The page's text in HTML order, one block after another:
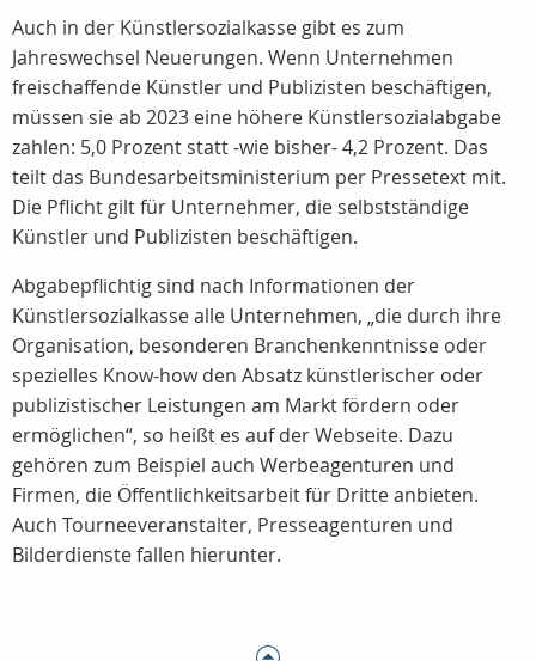
Auch in der Künstlersozialkasse gibt es zum
Jahreswechsel Neuerungen. Wenn Unternehmen
freischaffende Künstler und Publizisten beschäftigen,
müssen sie ab 2023 eine höhere Künstlersozialabgabe
zahlen: 5,0 Prozent statt -wie bisher- 4,2 Prozent. Das
teilt das Bundesarbeitsministerium per Pressetext mit.
Die Pflicht gilt für Unternehmer, die selbstständige
Künstler und Publizisten beschäftigen.
Abgabepflichtig sind nach Informationen der
Künstlersozialkasse alle Unternehmen, „die durch ihre
Organisation, besonderen Branchenkenntnisse oder
spezielles Know-how den Absatz künstlerischer oder
publizistischer Leistungen am Markt fördern oder
ermöglichen“, so heißt es auf der Webseite. Dazu
gehören zum Beispiel auch Werbeagenturen und
Firmen, die Öffentlichkeitsarbeit für Dritte anbieten.
Auch Tourneeveranstalter, Presseagenturen und
Bilderdienste fallen hierunter.